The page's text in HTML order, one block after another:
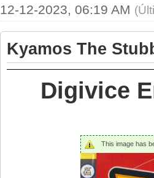
12-12-2023, 06:19 AM
Kyamos The
Digivice
This image has